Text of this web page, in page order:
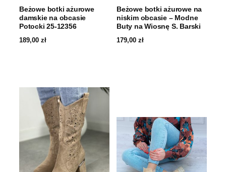
Beżowe botki ażurowe
damskie na obcasie
Potocki 25-12356
189,00 zł
Beżowe botki ażurowe na
niskim obcasie – Modne
Buty na Wiosnę S. Barski
179,00 zł